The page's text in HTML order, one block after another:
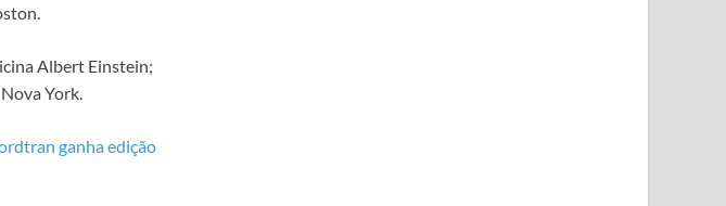
Albert Einstein;
York.
ganha edição